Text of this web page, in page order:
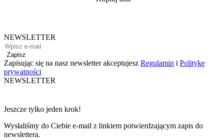
NEWSLETTER
Zapisz
Zapisując się na nasz newsletter akceptujesz Regulamin i Politykę
prywatności
NEWSLETTER
Jeszcze tylko jeden krok!
Wysłaliśmy do Ciebie e-mail z linkiem potwierdzającym zapis do
newslettera.